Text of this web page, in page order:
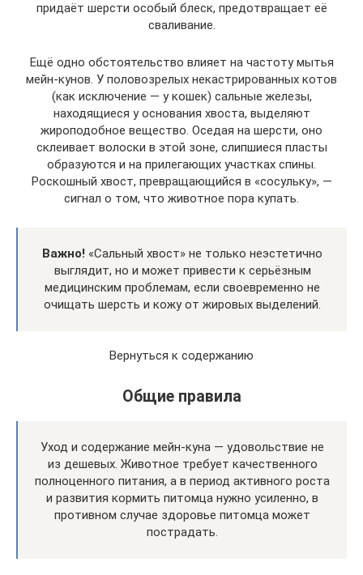
придаёт шерсти особый блеск, предотвращает её
сваливание.
Ещё одно обстоятельство влияет на частоту мытья
мейн-кунов. У половозрелых некастрированных котов
(как исключение — у кошек) сальные железы,
находящиеся у основания хвоста, выделяют
жироподобное вещество. Оседая на шерсти, оно
склеивает волоски в этой зоне, слипшиеся пласты
образуются и на прилегающих участках спины.
Роскошный хвост, превращающийся в «сосульку», —
сигнал о том, что животное пора купать.
Важно! «Сальный хвост» не только неэстетично
выглядит, но и может привести к серьёзным
медицинским проблемам, если своевременно не
очищать шерсть и кожу от жировых выделений.
Вернуться к содержанию
Общие правила
Уход и содержание мейн-куна — удовольствие не
из дешевых. Животное требует качественного
полноценного питания, а в период активного роста
и развития кормить питомца нужно усиленно, в
противном случае здоровье питомца может
пострадать.